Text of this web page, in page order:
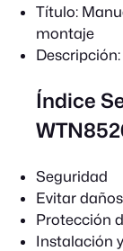
Título:
montaje
Descripción:
Índice
Seguridad
Evitar
Protección
Instalación